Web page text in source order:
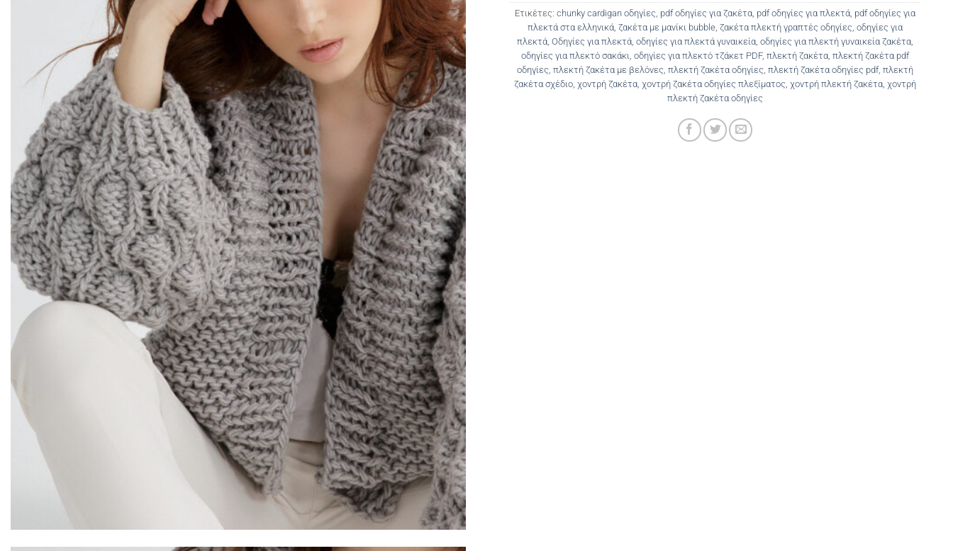
Ετικέτες: chunky cardigan οδηγίες, pdf οδηγίες για ζακέτα, pdf οδηγίες για πλεκτά, pdf οδηγίες για
πλεκτά στα ελληνικά, ζακέτα με μανίκι bubble, ζακέτα πλεκτή γραπτές οδηγίες, οδηγίες για
πλεκτά, Οδηγίες για πλεκτά, οδηγίες για πλεκτά γυναικεία, οδηγίες για πλεκτή γυναικεία ζακέτα,
οδηγίες για πλεκτό σακάκι, οδηγίες για πλεκτό τζάκετ PDF, πλεκτή ζακέτα, πλεκτή ζακέτα pdf
οδηγίες, πλεκτή ζακέτα με βελόνες, πλεκτή ζακέτα οδηγίες, πλεκτή ζακέτα οδηγίες pdf, πλεκτή
ζακέτα σχέδιο, χοντρή ζακέτα, χοντρή ζακέτα οδηγίες πλεξίματος, χοντρή πλεκτή ζακέτα, χοντρή
πλεκτή ζακέτα οδηγίες